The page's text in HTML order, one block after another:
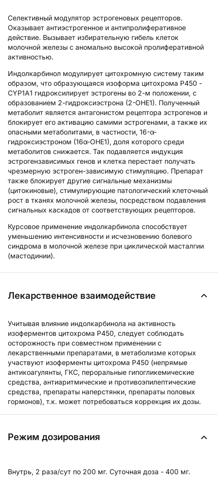
Селективный модулятор эстрогеновых рецепторов.
Оказывает антиэстрогенное и антипролиферативное
действие. Вызывает избирательную гибель клеток
молочной железы с аномально высокой пролиферативной
активностью.
Индолкарбинол модулирует цитохромную систему таким
образом, что образующаяся изоформа цитохрома Р450 -
CYP1A1 гидроксилирует эстрогены во 2-м положении, с
образованием 2-гидроксиэстрона (2-ОНЕ1). Полученный
метаболит является антагонистом рецептора эстрогенов и
блокирует его активацию самими эстрогенами, а также их
опасными метаболитами, в частности, 16-α-
гидроксиэстроном (16α-ОНЕ1), доля которого среди
метаболитов снижается. Так подавляется индукция
эстрогензависимых генов и клетка перестает получать
чрезмерную эстроген-зависимую стимуляцию. Препарат
также блокирует другие сигнальные механизмы
(цитокиновые), стимулирующие патологический клеточный
рост в тканях молочной железы, посредством подавления
сигнальных каскадов от соответствующих рецепторов.
Курсовое применение индолкарбинола способствует
уменьшению интенсивности и исчезновению болевого
синдрома в молочной железе при циклической масталгии
(мастодинии).
Лекарственное взаимодействие
Учитывая влияние индолкарбинола на активность
изоферментов цитохрома Р450, следует соблюдать
осторожность при совместном применении с
лекарственными препаратами, в метаболизме которых
участвуют изоферменты цитохрома Р450 (непрямые
антикоагулянты, ГКС, пероральные гипогликемические
средства, антиаритмические и противоэпилептические
средства, препараты наперстянки, препараты половых
гормонов), т.к. может потребоваться коррекция их дозы.
Режим дозирования
Внутрь, 2 раза/сут по 200 мг. Суточная доза - 400 мг.